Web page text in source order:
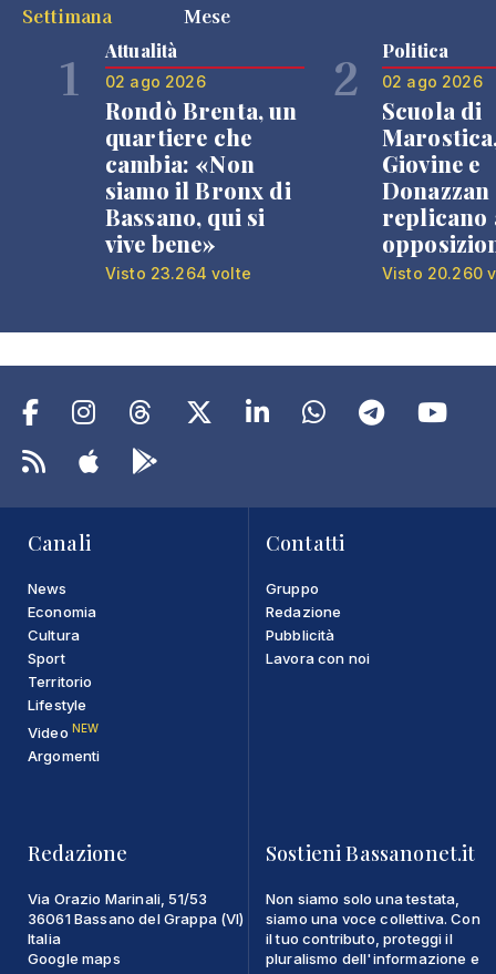
Settimana
Mese
1 Attualità
02 ago 2026
Rondò Brenta, un
quartiere che
cambia: «Non
siamo il Bronx di
Bassano, qui si
vive bene»
Visto 23.264 volte
2 Politica
02 ago 2026
Scuola di
Giovine e
Donazzan
replicano
Visto 20.260
Canali
News
Economia
Cultura
Sport
Territorio
Lifestyle
Video NEW
Argomenti
Contatti
Gruppo
Redazione
Pubblicità
Lavora con noi
Redazione
Via Orazio Marinali, 51/53
36061 Bassano del Grappa (VI)
Italia
Google maps
Sostieni Bassanonet.it
Non siamo solo una testata,
siamo una voce collettiva. Con
il tuo contributo, proteggi il
pluralismo dell'informazione e